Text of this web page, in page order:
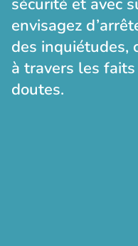
envisagez
des inquiétudes,
à travers les
doutes.